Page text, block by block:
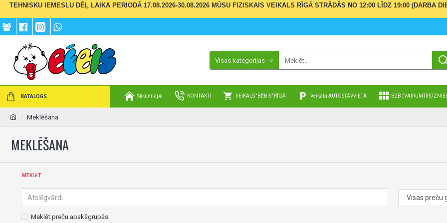
TEHNISKU IEMESLU DĒĻ LAIKA PERIODĀ 17.08.2026-30.08.2026 MŪSU FIZISKAIS VEIKALS RĪGĀ STRĀDĀS NO 12:00 LĪDZ 19:00 (DARBA
Visas kategorijas
KATALOGS Sākumlapa KONTAKTI VEIKALS "BĒBIS" RĪGĀ Veikala AUTOSTĀVVIETA B2B
Meklēšana
MEKLĒŠANA
MEKLĒT
Meklēt preču apakšgrupās